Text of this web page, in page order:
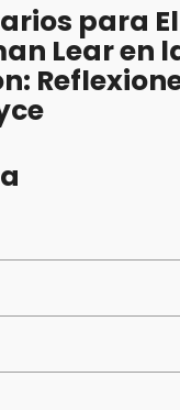
para
Lear en